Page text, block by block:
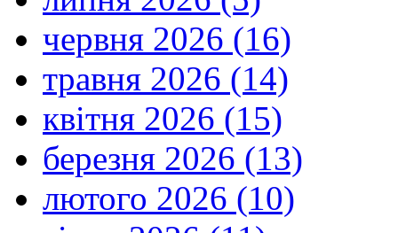
червня 2026 (16)
травня 2026 (14)
квітня 2026 (15)
березня 2026 (13)
лютого 2026 (10)